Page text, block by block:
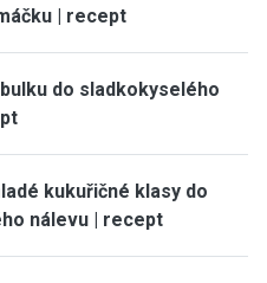
| recept
do sladkokyselého
kukuřičné klasy do
nálevu | recept